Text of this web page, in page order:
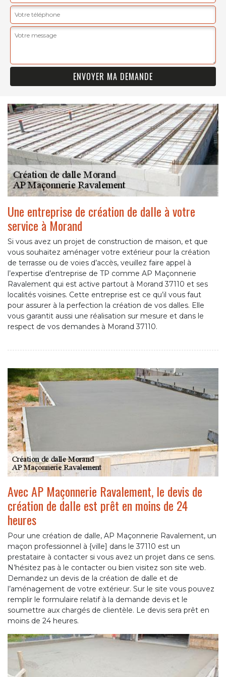
Une entreprise de création de dalle à votre
service à Morand
Si vous avez un projet de construction de maison, et que
vous souhaitez aménager votre extérieur pour la création
de terrasse ou de voies d’accès, veuillez faire appel à
l’expertise d’entreprise de TP comme AP Maçonnerie
Ravalement qui est active partout à Morand 37110 et ses
localités voisines. Cette entreprise est ce qu’il vous faut
pour assurer à la perfection la création de vos dalles. Elle
vous garantit aussi une réalisation sur mesure et dans le
respect de vos demandes à Morand 37110.
Avec AP Maçonnerie Ravalement, le devis de
création de dalle est prêt en moins de 24
heures
Pour une création de dalle, AP Maçonnerie Ravalement, un
maçon professionnel à {ville] dans le 37110 est un
prestataire à contacter si vous avez un projet dans ce sens.
N’hésitez pas à le contacter ou bien visitez son site web.
Demandez un devis de la création de dalle et de
l’aménagement de votre extérieur. Sur le site vous pouvez
remplir le formulaire relatif à la demande devis et le
soumettre aux chargés de clientèle. Le devis sera prêt en
moins de 24 heures.